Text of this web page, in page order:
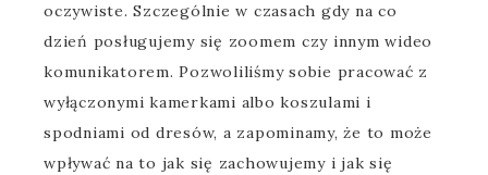
oczywiste. Szczególnie w czasach gdy na co
dzień posługujemy się zoomem czy innym wideo
komunikatorem. Pozwoliliśmy sobie pracować z
wyłączonymi kamerkami albo koszulami i
spodniami od dresów, a zapominamy, że to może
wpływać na to jak się zachowujemy i jak się